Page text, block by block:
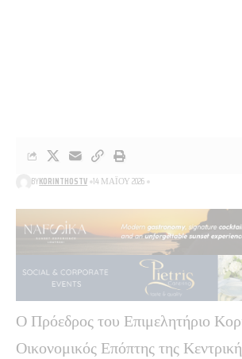
BYKORINTHOSTV 14 ΜΑΪ́ΟΥ 2026
Ο Πρόεδρος του Επιμελητήριο
Οικονομικός Επόπτης της